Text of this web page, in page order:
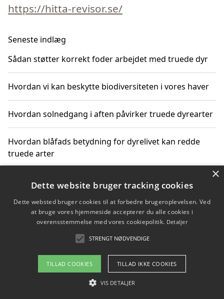
https://hitta-revisor.se/
Seneste indlæg
Sådan støtter korrekt foder arbejdet med truede dyr
Hvordan vi kan beskytte biodiversiteten i vores haver
Hvordan solnedgang i aften påvirker truede dyrearter
Hvordan blåfads betydning for dyrelivet kan redde
truede arter
Hvordan kan gaver til unge voksne støtte bevarelsen
Copyright 2026 - Pilanto Aps
Om / kontakt
Blog Betingelser
×
Dette website bruger tracking cookies
Dette websted bruger cookies til at forbedre brugeroplevelsen. Ved
at bruge vores hjemmeside accepterer du alle cookies i
overensstemmelse med vores cookiepolitik. Detaljer
STRENGT NØDVENDIGE
TILLAD COOKIES TILLAD IKKE COOKIES
VIS DETALJER